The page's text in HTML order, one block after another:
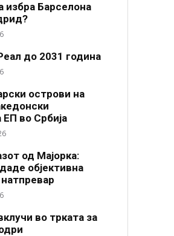
избра Барселона
до 2031 година
острови на
во Србија
од Мајорка:
објективна
натпревар
во трката за